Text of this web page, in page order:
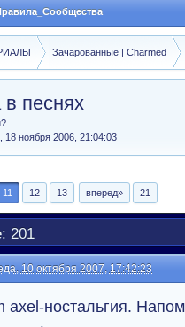
Зачарованные | Charmed
в песнях
18 ноября 2006, 21:04:03
11 12 13 вперед» 21
201
10 октября 2007, 17:42:23
axel-ностальгия.